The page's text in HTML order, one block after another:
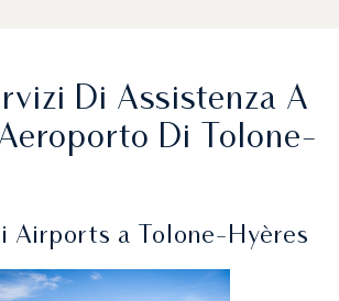
Di Assistenza A
Di Tolone-
Airports a Tolone-Hyères